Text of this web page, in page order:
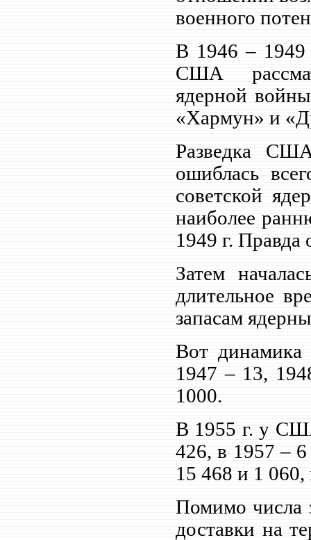
военного
В 1946 – 1949
США
ядерной
«Хармун» и
Разведка
ошиблась
советской
наиболее
1949 г. Правда
Затем
длительное
запасам
Вот
1947 – 13,
1000.
В 1955 г. у
426, в 1957 –
15 468 и 1
Помимо числа
доставки на